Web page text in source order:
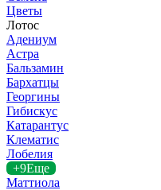
Цветы
Лотос
Адениум
Астра
Бальзамин
Бархатцы
Георгины
Гибискус
Катарантус
Клематис
Лобелия
+9Еще
Маттиола